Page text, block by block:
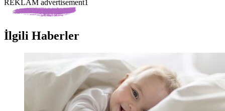
REKLAM advertisement1
İlgili Haberler